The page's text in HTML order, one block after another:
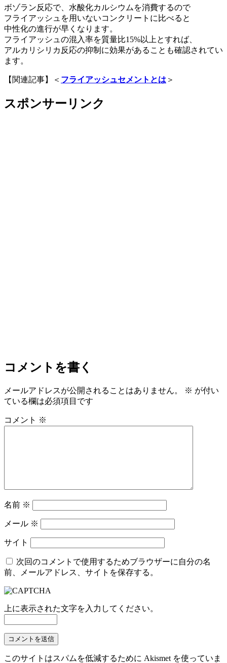
ボゾラン反応で、水酸化カルシウムを消費するので
フライアッシュを用いないコンクリートに比べると
中性化の進行が早くなります。
フライアッシュの混入率を質量比15%以上とすれば、
アルカリシリカ反応の抑制に効果がある ことも確認されてい
ます。
【関連記事】＜ フライアッシュセメントとは ＞
スポンサーリンク
コメントを書く
メールアドレスが公開されることはありません。 ※ が付い
ている欄は必須項目です
コメント ※
名前 ※
メール ※
サイト
次回のコメントで使用するためブラウザーに自分の名
前、メールアドレス、サイトを保存する。
上に表示された文字を入力してください。
このサイトはスパムを低減するために Akismet を使っていま